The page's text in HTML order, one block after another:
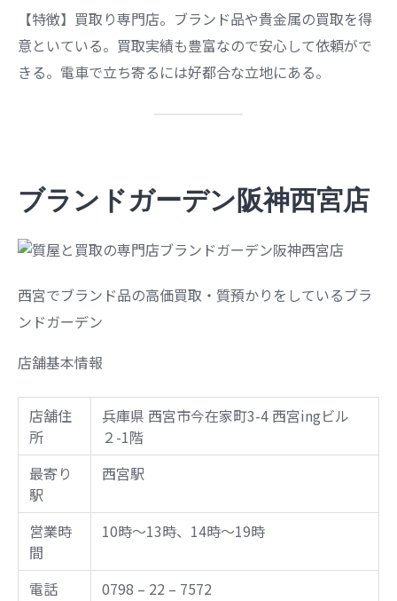
【特徴】買取り専門店。ブランド品や貴金属の買取を得
意といている。買取実績も豊富なので安心して依頼がで
きる。電車で立ち寄るには好都合な立地にある。
ブランドガーデン阪神西宮店
西宮でブランド品の高価買取・質預かりをしているブラ
ンドガーデン
店舗基本情報
店舗住
所
兵庫県 西宮市今在家町3-4 西宮ingビル
２-1階
最寄り
駅
西宮駅
営業時
間
10時～13時、14時～19時
電話
0798 – 22 – 7572